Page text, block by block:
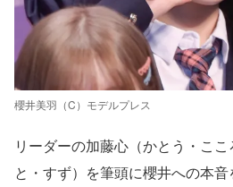
櫻井美羽（C）モデルプレス
リーダーの加藤心（かとう・こ
と・すず）を筆頭に櫻井への本